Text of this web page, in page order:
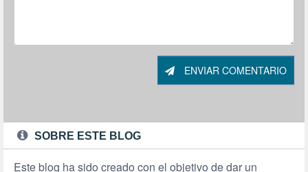
ENVIAR COMENTARIO
SOBRE ESTE BLOG
Este blog ha sido creado con el objetivo de dar un